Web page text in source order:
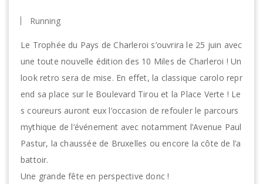
Running
Le Trophée du Pays de Charleroi s’ouvrira le 25 juin avec
une toute nouvelle édition des 10 Miles de Charleroi ! Un
look retro sera de mise. En effet, la classique carolo repr
end sa place sur le Boulevard Tirou et la Place Verte ! Le
s coureurs auront eux l’occasion de refouler le parcours
mythique de l’événement avec notamment l’Avenue Paul
Pastur, la chaussée de Bruxelles ou encore la côte de l’a
battoir.
Une grande fête en perspective donc !